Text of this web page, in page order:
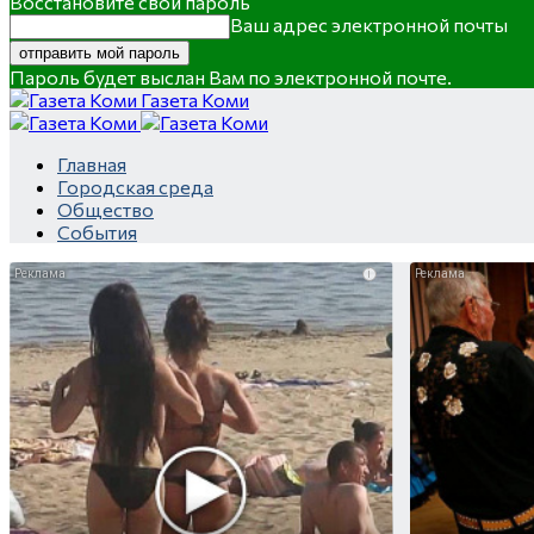
Ваш адрес электронной почты
Пароль будет выслан Вам по электронной почте.
Газета Коми
Главная
Городская среда
Общество
События
i